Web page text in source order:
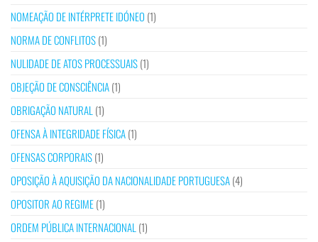
NOMEAÇÃO DE INTÉRPRETE IDÓNEO (1)
NORMA DE CONFLITOS(1)
NULIDADE DE ATOS PROCESSUAIS(1)
OBJEÇÃO DE CONSCIÊNCIA(1)
OBRIGAÇÃO NATURAL (1)
OFENSA À INTEGRIDADE FÍSICA(1)
OFENSAS CORPORAIS(1)
OPOSIÇÃO À AQUISIÇÃO DA NACIONALIDADE PORTUGUESA(4)
OPOSITOR AO REGIME(1)
ORDEM PÚBLICA INTERNACIONAL (1)